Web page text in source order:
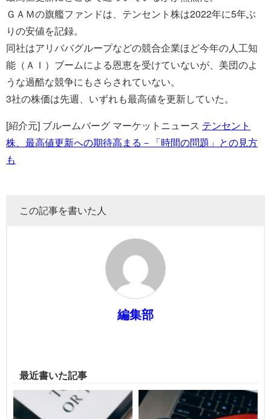
ＧＡＭの旗艦ファンドは、テンセント株は2022年に5年ぶ
りの安値を記録。
同社はアリババグループなどの競合企業ほど今年の人工知
能（ＡＩ）ブームによる恩恵を受けていないが、美団のよ
うな過酷な競争にもさらされていない。
3社の株価は先週、いずれも最高値を更新していた。
[紹介元] ブルームバーグ マーケットニュース テンセント
株、最高値更新への期待高まる－「時間の問題」との見方
も
この記事を書いた人
編集部
最近書いた記事